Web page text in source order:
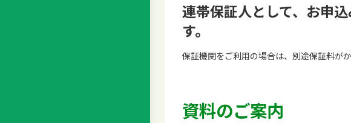
連帯保証人として、お申
す。
保証機関をご利用の場合は、別途保証料が
資料のご案内